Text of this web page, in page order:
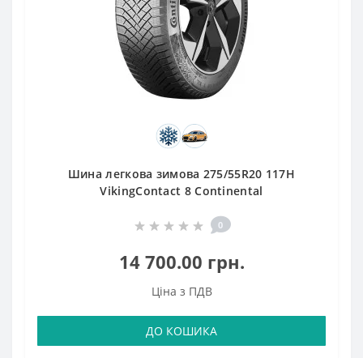
Шина легкова зимова 275/55R20 117H
VikingContact 8 Continental
0
14 700.00 грн.
Ціна з ПДВ
ДО КОШИКА